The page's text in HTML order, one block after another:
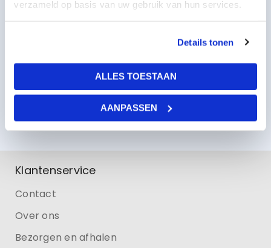
verzameld op basis van uw gebruik van hun services.
Details tonen
ALLES TOESTAAN
AANPASSEN
2928,20per stukincl BTW
Klantenservice
Contact
Over ons
Bezorgen en afhalen